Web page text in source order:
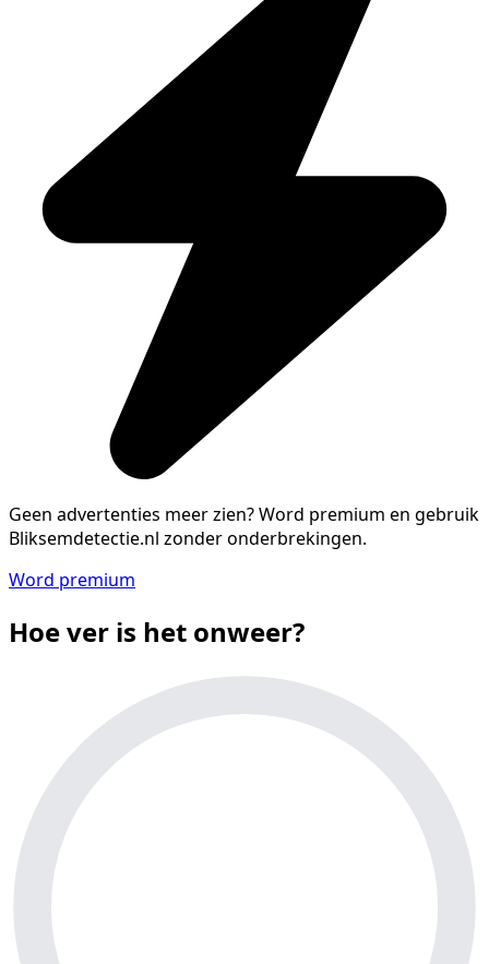
Geen advertenties meer zien?Word premium en gebruik
Bliksemdetectie.nl zonder onderbrekingen.
Word premium
Hoe ver is het onweer?